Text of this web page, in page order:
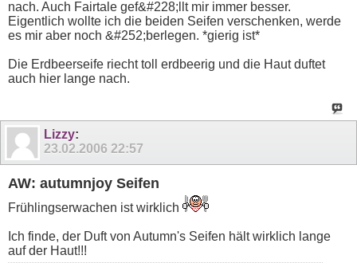
nach. Auch Fairtale gef&#228;llt mir immer besser.
Eigentlich wollte ich die beiden Seifen verschenken, werde
es mir aber noch &#252;berlegen. *gierig ist*
Die Erdbeerseife riecht toll erdbeerig und die Haut duftet
auch hier lange nach.
Lizzy:
23.02.2006 22:57
AW: autumnjoy Seifen
Frühlingserwachen ist wirklich
Ich finde, der Duft von Autumn's Seifen hält wirklich lange
auf der Haut!!!